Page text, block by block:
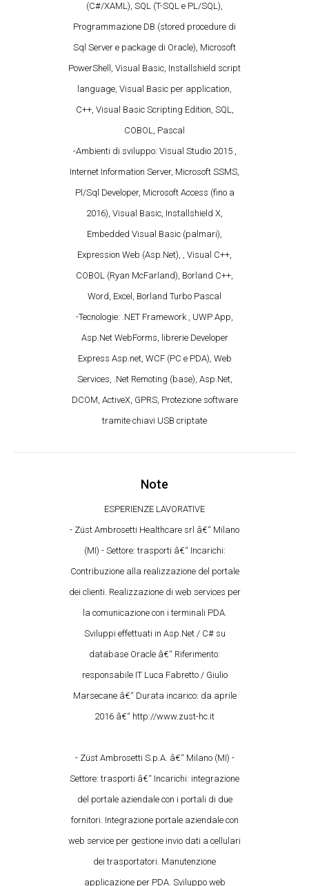
(C#/XAML), SQL (T-SQL e PL/SQL),
Programmazione DB (stored procedure di
Sql Server e package di Oracle), Microsoft
PowerShell, Visual Basic, Installshield script
language, Visual Basic per application,
C++, Visual Basic Scripting Edition, SQL,
COBOL, Pascal
-Ambienti di sviluppo: Visual Studio 2015 ,
Internet Information Server, Microsoft SSMS,
Pl/Sql Developer, Microsoft Access (fino a
2016), Visual Basic, Installshield X,
Embedded Visual Basic (palmari),
Expression Web (Asp.Net), , Visual C++,
COBOL (Ryan McFarland), Borland C++,
Word, Excel, Borland Turbo Pascal
-Tecnologie: .NET Framework , UWP App,
Asp.Net WebForms, librerie Developer
Express Asp.net, WCF (PC e PDA), Web
Services, .Net Remoting (base), Asp.Net,
DCOM, ActiveX, GPRS, Protezione software
tramite chiavi USB criptate
Note
ESPERIENZE LAVORATIVE
- Züst Ambrosetti Healthcare srl â€“ Milano
(MI) - Settore: trasporti â€“ Incarichi:
Contribuzione alla realizzazione del portale
dei clienti. Realizzazione di web services per
la comunicazione con i terminali PDA.
Sviluppi effettuati in Asp.Net / C# su
database Oracle â€“ Riferimento:
responsabile IT Luca Fabretto / Giulio
Marsecane â€“ Durata incarico: da aprile
2016 â€“ http://www.zust-hc.it
- Züst Ambrosetti S.p.A. â€“ Milano (MI) -
Settore: trasporti â€“ Incarichi: integrazione
del portale aziendale con i portali di due
fornitori. Integrazione portale aziendale con
web service per gestione invio dati a cellulari
dei trasportatori. Manutenzione
applicazione per PDA. Sviluppo web